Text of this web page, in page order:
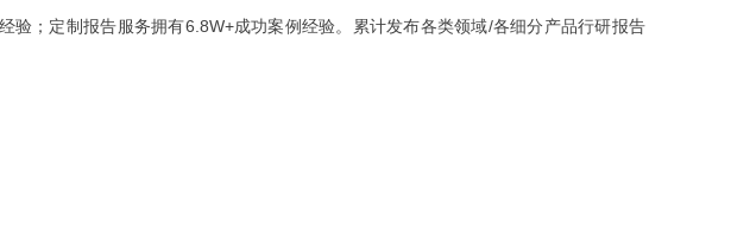
验；定制报告服务拥有6.8W+成功案例经验。累计发布各类领域/各细分产品行研报告